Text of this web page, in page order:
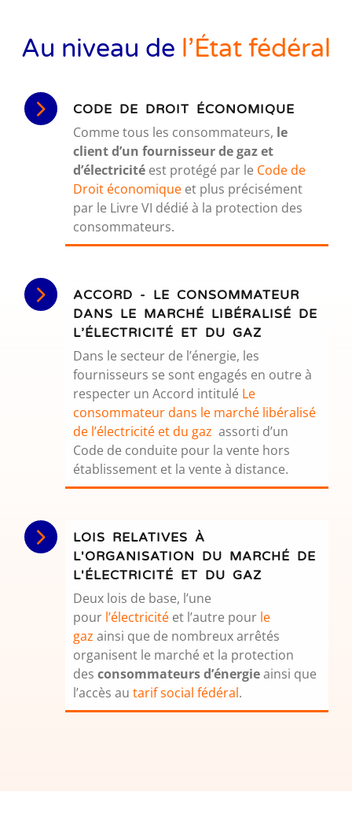
Au niveau de l’État fédéral
CODE DE DROIT ÉCONOMIQUE
Comme tous les consommateurs, le
client d’un fournisseur de gaz et
d’électricité est protégé par le Code de
Droit économique et plus précisément
par le Livre VI dédié à la protection des
consommateurs.
ACCORD - LE CONSOMMATEUR
DANS LE MARCHÉ LIBÉRALISÉ DE
L’ÉLECTRICITÉ ET DU GAZ
Dans le secteur de l’énergie, les
fournisseurs se sont engagés en outre à
respecter un Accord intitulé Le
consommateur dans le marché libéralisé
de l’électricité et du gaz assorti d’un
Code de conduite pour la vente hors
établissement et la vente à distance.
LOIS RELATIVES À
L'ORGANISATION DU MARCHÉ DE
L'ÉLECTRICITÉ ET DU GAZ
Deux lois de base, l’une
pour l’électricité et l’autre pour le
gaz ainsi que de nombreux arrêtés
organisent le marché et la protection
des consommateurs d’énergieainsi que
l’accès au tarif social fédéral.